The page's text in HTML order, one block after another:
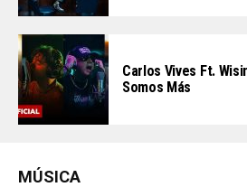
Carlos Vives Ft.
Somos Más
MÚSICA